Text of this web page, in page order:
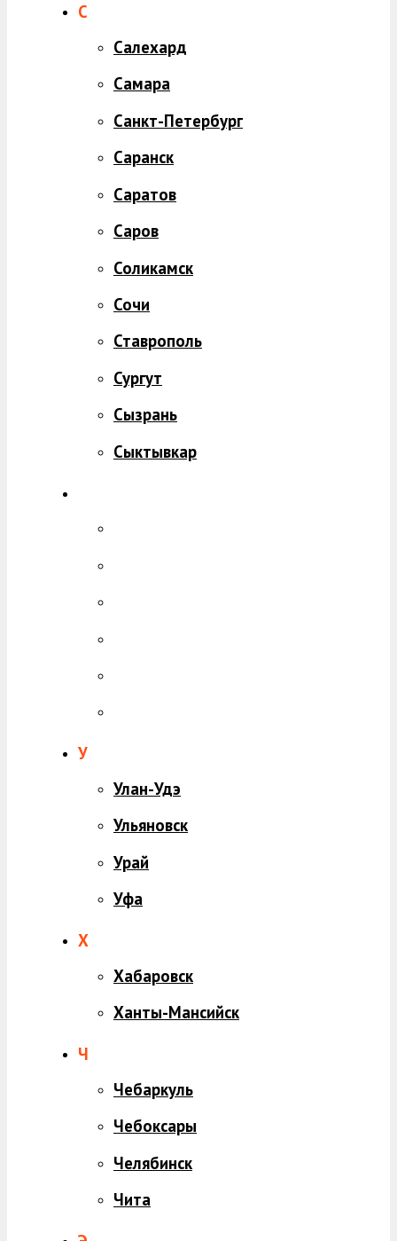
С
Салехард
Самара
Санкт-Петербург
Саранск
Саратов
Саров
Соликамск
Сочи
Ставрополь
Сургут
Сызрань
Сыктывкар
У
Улан-Удэ
Ульяновск
Урай
Уфа
Х
Хабаровск
Ханты-Мансийск
Ч
Чебаркуль
Чебоксары
Челябинск
Чита